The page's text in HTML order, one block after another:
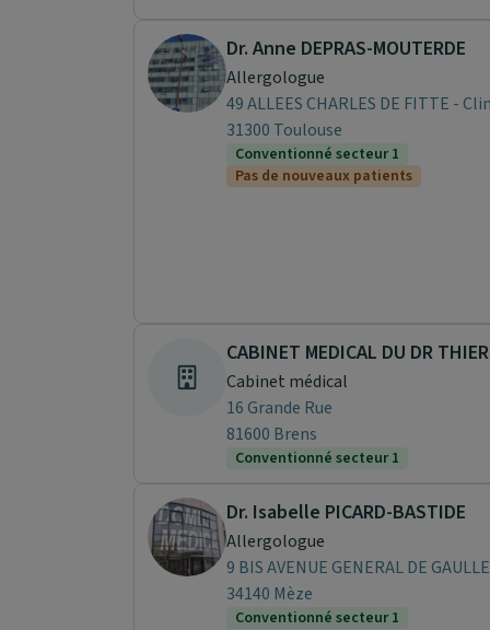
Dr. Anne DEPRAS-MOUTERDE
Allergologue
31300 Toulouse
Conventionné secteur 1
Pas de nouveaux patients
Cabinet médical
16 Grande Rue
81600 Brens
Conventionné secteur 1
Dr. Isabelle PICARD-BASTIDE
Allergologue
9 BIS AVENUE GENERAL DE GAULLE
34140 Mèze
Conventionné secteur 1